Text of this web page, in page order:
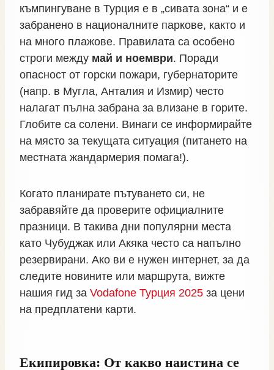
къмпингуване в Турция е в „сивата зона“ и е
забранено в националните паркове, както и
на много плажове. Правилата са особено
строги между май и ноември. Поради
опасност от горски пожари, губернаторите
(напр. в Мугла, Анталия и Измир) често
налагат пълна забрана за влизане в горите.
Глобите са солени. Винаги се информирайте
на място за текущата ситуация (питането на
местната жандармерия помага!).
Когато планирате пътуването си, не
забравяйте да проверите официалните
празници. В такива дни популярни места
като Чубуджак или Акяка често са напълно
резервирани. Ако ви е нужен интернет, за да
следите новините или маршрута, вижте
нашия гид за Vodafone Турция 2025 за цени
на предплатени карти.
Екипировка: От какво наистина се